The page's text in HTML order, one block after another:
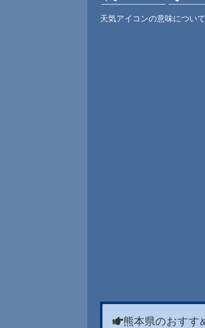
天気アイコンの意味について
熊本県のおすす